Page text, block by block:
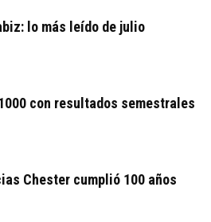
lo más leído de julio
con resultados semestrales
Chester cumplió 100 años